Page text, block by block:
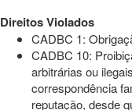
Direitos Violados
CADBC 1:
CADBC 10:
arbitrárias ou
correspondência
reputação, desde